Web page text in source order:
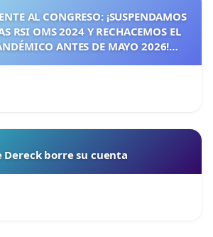
AL CONGRESO: ¡SUSPENDAMOS
RSI OMS 2024 Y RECHACEMOS EL
ANTES DE MAYO 2026!
Dereck borre su cuenta